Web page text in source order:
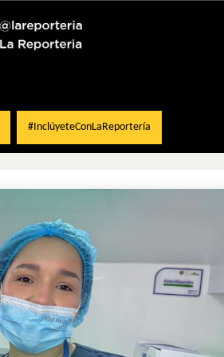
#InclúyeteConLaReportería